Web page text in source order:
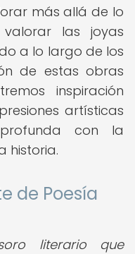
más allá de lo
las joyas
a lo largo de los
de estas obras
inspiración
artísticas
con la
historia.
de Poesía
literario que